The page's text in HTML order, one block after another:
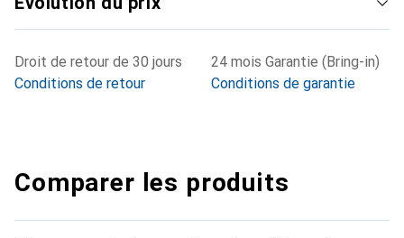
Droit de retour de 30 jours
Conditions de retour
24 mois Garantie (Bring-in)
Conditions de garantie
Comparer les produits